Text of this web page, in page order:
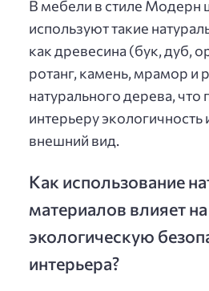
В мебели в стиле Модерн
используют такие
как древесина (бук, дуб,
ротанг, камень, мрамор и
натурального дерева, что
интерьеру экологичность
внешний вид.
Как использование
материалов влияет на
экологическую
интерьера?